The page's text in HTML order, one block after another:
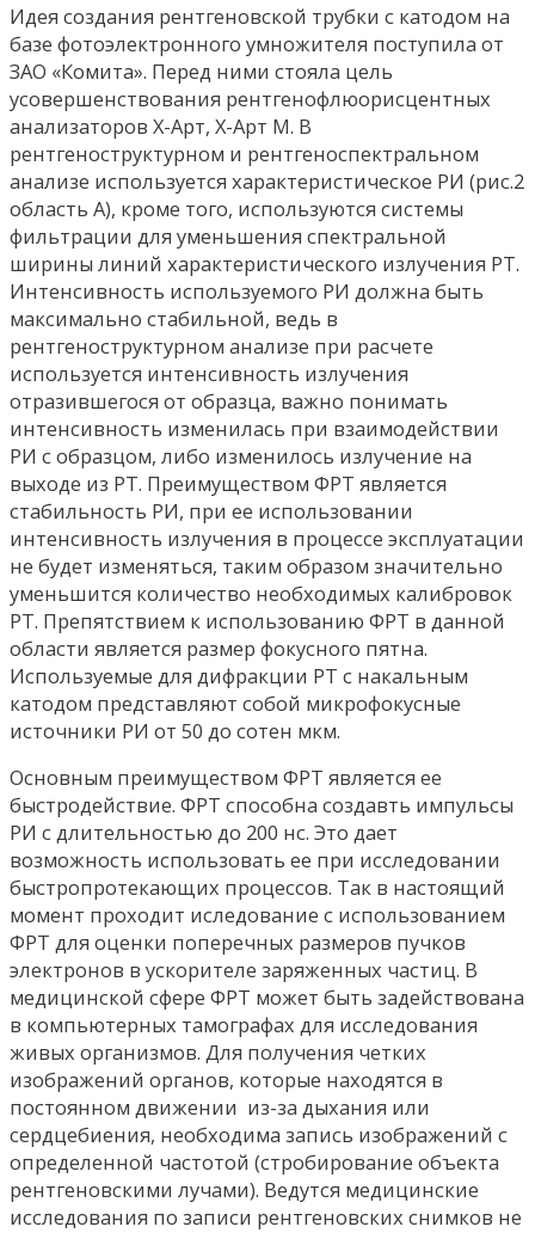
Идея создания рентгеновской трубки с катодом на
базе фотоэлектронного умножителя поступила от
ЗАО «Комита». Перед ними стояла цель
усовершенствования рентгенофлюорисцентных
анализаторов Х-Арт, Х-Арт М. В
рентгеноструктурном и рентгеноспектральном
анализе используется характеристическое РИ (рис.2
область А), кроме того, используются системы
фильтрации для уменьшения спектральной
ширины линий характеристического излучения РТ.
Интенсивность используемого РИ должна быть
максимально стабильной, ведь в
рентгеноструктурном анализе при расчете
используется интенсивность излучения
отразившегося от образца, важно понимать
интенсивность изменилась при взаимодействии
РИ с образцом, либо изменилось излучение на
выходе из РТ. Преимуществом ФРТ является
стабильность РИ, при ее использовании
интенсивность излучения в процессе эксплуатации
не будет изменяться, таким образом значительно
уменьшится количество необходимых калибровок
РТ. Препятствием к использованию ФРТ в данной
области является размер фокусного пятна.
Используемые для дифракции РТ с накальным
катодом представляют собой микрофокусные
источники РИ от 50 до сотен мкм.
Основным преимуществом ФРТ является ее
быстродействие. ФРТ способна создавть импульсы
РИ с длительностью до 200 нс. Это дает
возможность использовать ее при исследовании
быстропротекающих процессов. Так в настоящий
момент проходит иследование с использованием
ФРТ для оценки поперечных размеров пучков
электронов в ускорителе заряженных частиц. В
медицинской сфере ФРТ может быть задействована
в компьютерных тамографах для исследования
живых организмов. Для получения четких
изображений органов, которые находятся в
постоянном движении из-за дыхания или
сердцебиения, необходима запись изображений с
определенной частотой (стробирование объекта
рентгеновскими лучами). Ведутся медицинские
исследования по записи рентгеновских снимков не